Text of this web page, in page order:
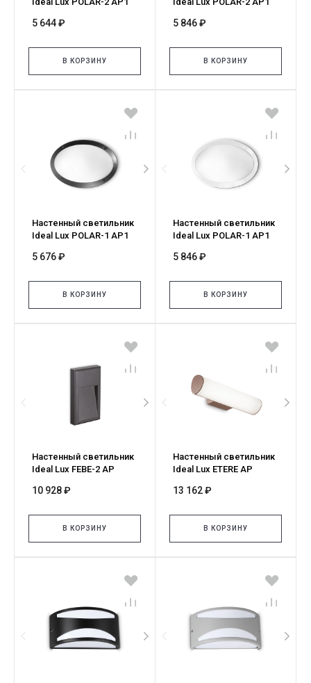
ap1) 096728
5 644 ₽
В КОРЗИНУ
ap1) 096735
5 846 ₽
В КОРЗИНУ
Настенный светильник
Ideal Lux POLAR-1 AP1
ap1) 096704
5 676 ₽
В КОРЗИНУ
Настенный светильник
Ideal Lux POLAR-1 AP1
ap1) 096711
5 846 ₽
В КОРЗИНУ
Настенный светильник
Ideal Lux FEBE-2 AP
10 928 ₽
В КОРЗИНУ
Настенный светильник
Ideal Lux ETERE AP
13 162 ₽
В КОРЗИНУ